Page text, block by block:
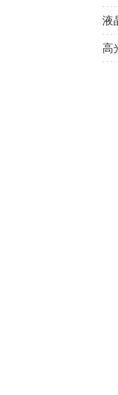
液
高